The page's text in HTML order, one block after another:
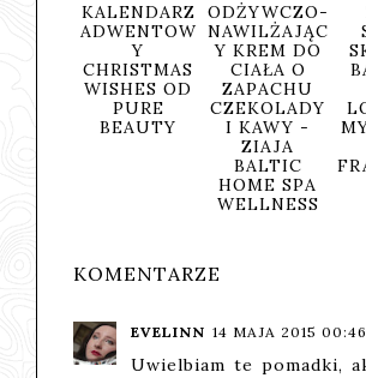
ODŻYWCZO-
NAWILŻAJĄC
Y KREM DO
CIAŁA O
ZAPACHU
CZEKOLADY
I KAWY -
ZŁOTY
SEKRET
SKRYTY W
BALSAMIE
BELLA
LORIENT -
MYDLARNIA
U
FRANCISZKA
KOMENTARZE
EVELINN 14 MAJA 2015 00:46
Uwielbiam te pomadki,